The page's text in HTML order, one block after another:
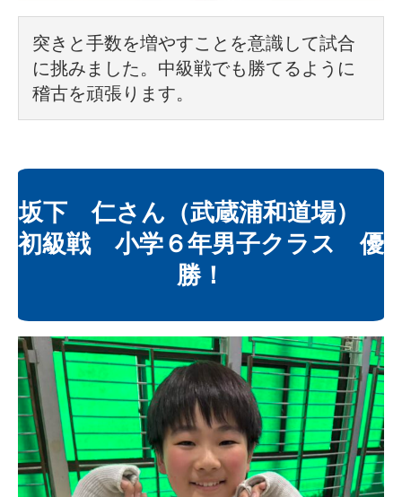
突きと手数を増やすことを意識して試合
に挑みました。中級戦でも勝てるように
稽古を頑張ります。
坂下 仁さん（武蔵浦和道場）
初級戦 小学６年男子クラス 優
勝！